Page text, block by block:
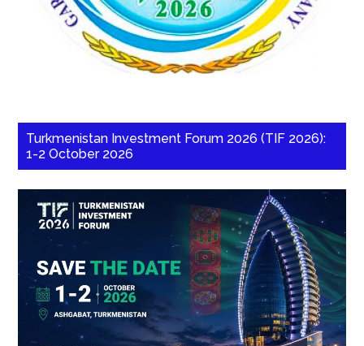
Turkmenistan Investment Forum 2026 (TIF 2026):
1-2 October 2026